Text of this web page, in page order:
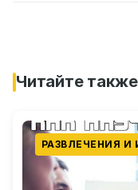
Читайте также
РАЗВЛЕЧЕНИЯ И